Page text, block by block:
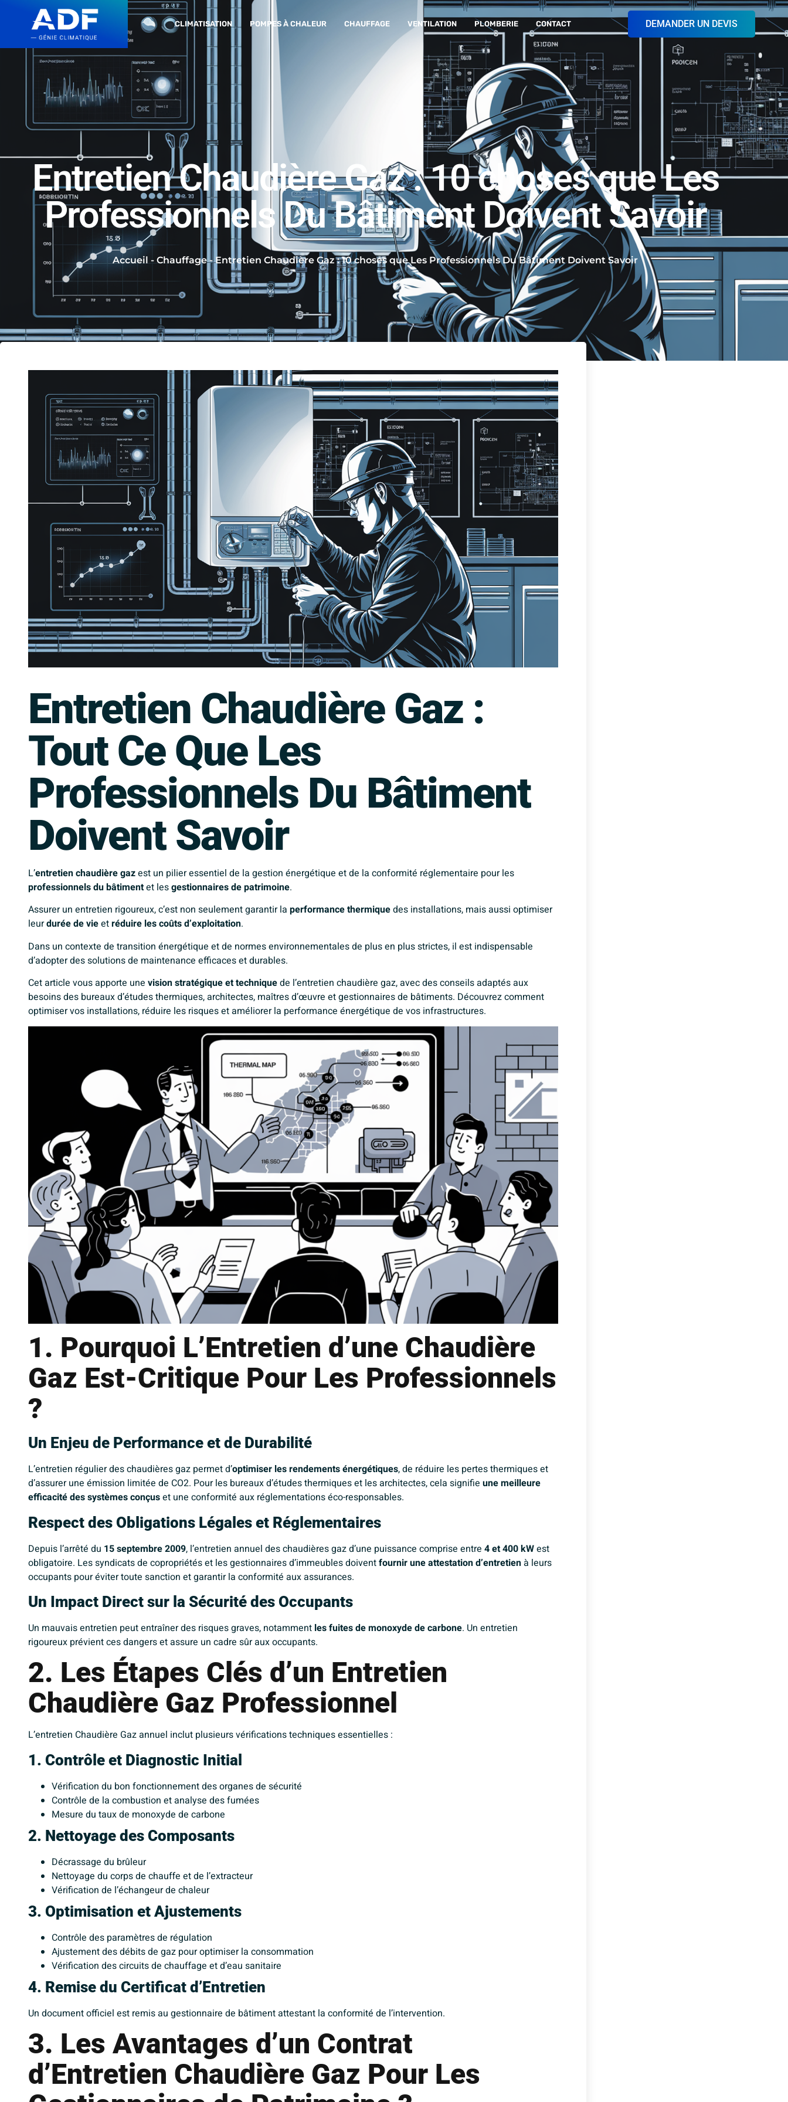
CLIMATISATION POMPES À CHALEUR CHAUFFAGE VENTILATION PLOMBERIE CONTACT DEMANDER UN DEVIS
Entretien Chaudière Gaz : 10 choses que Les
Professionnels Du Bâtiment Doivent Savoir
Accueil-Chauffage-Entretien Chaudière Gaz : 10 choses que Les Professionnels Du Bâtiment Doivent Savoir
Entretien Chaudière Gaz :
Tout Ce Que Les
Professionnels Du Bâtiment
Doivent Savoir
L’entretien chaudière gazest un pilier essentiel de la gestion énergétique et de la conformité réglementaire pour les
professionnels du bâtimentet lesgestionnaires de patrimoine.
Assurer un entretien rigoureux, c’est non seulement garantir la performance thermiquedes installations, mais aussi optimiser
leurdurée de vieetréduire les coûts d’exploitation.
Dans un contexte de transition énergétique et de normes environnementales de plus en plus strictes, il est indispensable
d’adopter des solutions de maintenance efficaces et durables.
Cet article vous apporte une vision stratégique et techniquede l’entretien chaudière gaz, avec des conseils adaptés aux
besoins des bureaux d’études thermiques, architectes, maîtres d’œuvre et gestionnaires de bâtiments. Découvrez comment
optimiser vos installations, réduire les risques et améliorer la performance énergétique de vos infrastructures.
1. Pourquoi L’Entretien d’une Chaudière
Gaz Est-Critique Pour Les Professionnels
?
Un Enjeu de Performance et de Durabilité
L’entretien régulier des chaudières gaz permet d’optimiser les rendements énergétiques, de réduire les pertes thermiques et
d’assurer une émission limitée de CO2. Pour les bureaux d’études thermiques et les architectes, cela signifie une meilleure
efficacité des systèmes conçuset une conformité aux réglementations éco-responsables.
Respect des Obligations Légales et Réglementaires
Depuis l’arrêté du 15 septembre 2009, l’entretien annuel des chaudières gaz d’une puissance comprise entre 4 et 400 kWest
obligatoire. Les syndicats de copropriétés et les gestionnaires d’immeubles doiventfournir une attestation d’entretienà leurs
occupants pour éviter toute sanction et garantir la conformité aux assurances.
Un Impact Direct sur la Sécurité des Occupants
Un mauvais entretien peut entraîner des risques graves, notamment les fuites de monoxyde de carbone. Un entretien
rigoureux prévient ces dangers et assure un cadre sûr aux occupants.
2. Les Étapes Clés d’un Entretien
Chaudière Gaz Professionnel
L’entretien Chaudière Gaz annuel inclut plusieurs vérifications techniques essentielles :
1. Contrôle et Diagnostic Initial
Vérification du bon fonctionnement des organes de sécurité
Contrôle de la combustion et analyse des fumées
Mesure du taux de monoxyde de carbone
2. Nettoyage des Composants
Décrassage du brûleur
Nettoyage du corps de chauffe et de l’extracteur
Vérification de l’échangeur de chaleur
3. Optimisation et Ajustements
Contrôle des paramètres de régulation
Ajustement des débits de gaz pour optimiser la consommation
Vérification des circuits de chauffage et d’eau sanitaire
4. Remise du Certificat d’Entretien
Un document officiel est remis au gestionnaire de bâtiment attestant la conformité de l’intervention.
3. Les Avantages d’un Contrat
d’Entretien Chaudière Gaz Pour Les